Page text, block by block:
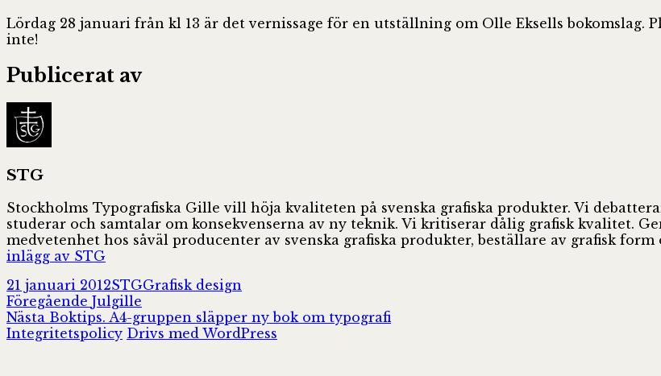
Lördag 28 januari från kl 13 är det vernissage för en utställning om Olle Eksells bokomslag.
inte!
Publicerat av
STG
Stockholms Typografiska Gille vill höja kvaliteten på svenska grafiska produkter. Vi
studerar och samtalar om konsekvenserna av ny teknik. Vi kritiserar dålig grafisk kvalitet.
medvetenhet hos såväl producenter av svenska grafiska produkter, beställare av grafisk
inlägg av STG
Postat
21 januari 2012Författare
STGKategorier
Grafisk design
Inläggsnavigering
Föregående Föregående
inlägg:
Julgille
Nästa Nästa
inlägg:
Boktips. A4-gruppen släpper ny bok om typografi
Integritetspolicy Drivs med WordPress